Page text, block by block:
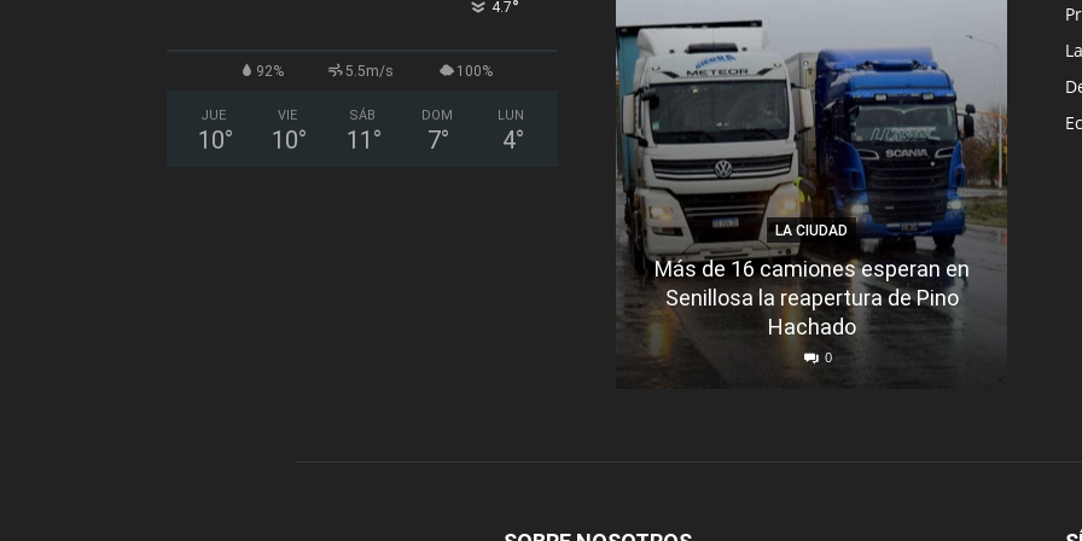
4.7°
92% 5.5m/s 100%
JUE
10°
VIE
10°
SÁB
11 °
DOM
7°
LUN
4°
LA CIUDAD
Más de 16 camiones esperan en
Senillosa la reapertura de Pino
Hachado
0